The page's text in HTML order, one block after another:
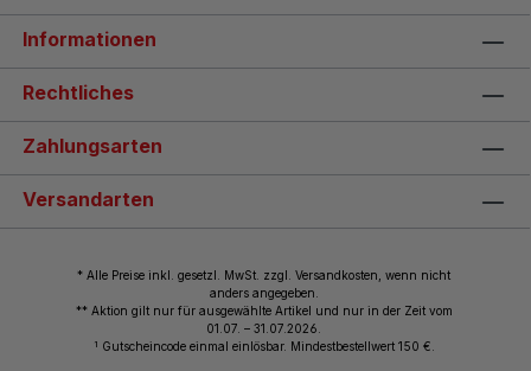
Informationen
Rechtliches
Zahlungsarten
Versandarten
* Alle Preise inkl. gesetzl. MwSt. zzgl. Versandkosten, wenn nicht
anders angegeben.
** Aktion gilt nur für ausgewählte Artikel und nur in der Zeit vom
01.07. – 31.07.2026.
1 Gutscheincode einmal einlösbar. Mindestbestellwert 150 €.